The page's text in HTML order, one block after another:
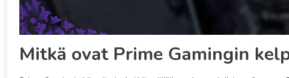
Mitkä ovat Prime Gamingin